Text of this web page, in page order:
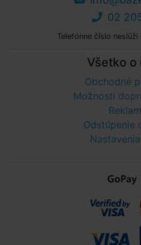
02
Telefónne číslo
Všetko o
Obchodné
Možnosti
Odstúpenie